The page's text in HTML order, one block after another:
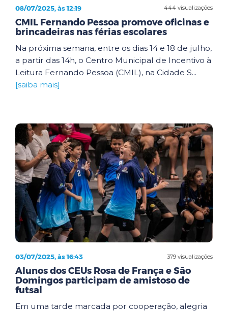
444 visualizações
08/07/2025, às 12:19
CMIL Fernando Pessoa promove oficinas e
brincadeiras nas férias escolares
Na próxima semana, entre os dias 14 e 18 de julho,
a partir das 14h, o Centro Municipal de Incentivo à
Leitura Fernando Pessoa (CMIL), na Cidade S...
[saiba mais]
379 visualizações
03/07/2025, às 16:43
Alunos dos CEUs Rosa de França e São
Domingos participam de amistoso de
futsal
Em uma tarde marcada por cooperação, alegria